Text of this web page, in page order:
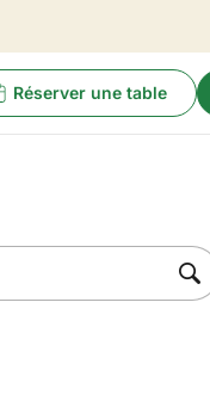
Réserver une table